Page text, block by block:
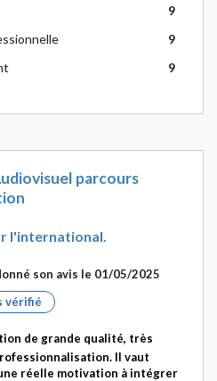
9
9
9
parcours
l'international.
son avis le 01/05/2025
vérifié
de grande qualité, très
Il vaut
réelle motivation à intégrer